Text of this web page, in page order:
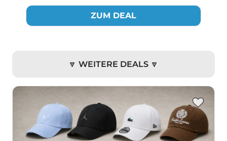
ZUM DEAL
🔽 WEITERE DEALS 🔽